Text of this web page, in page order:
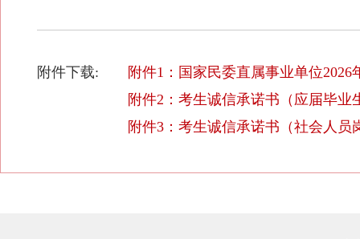
附件下载:
附件1：国家民委直属事业单位
附件2：考生诚信承诺书（应届毕业
附件3：考生诚信承诺书（社会人员